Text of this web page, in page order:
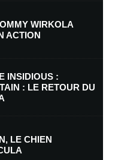
web
site dans le navigateur pour
WIRKOLA
ACTION
INSIDIOUS :
: LE RETOUR DU
LE CHIEN